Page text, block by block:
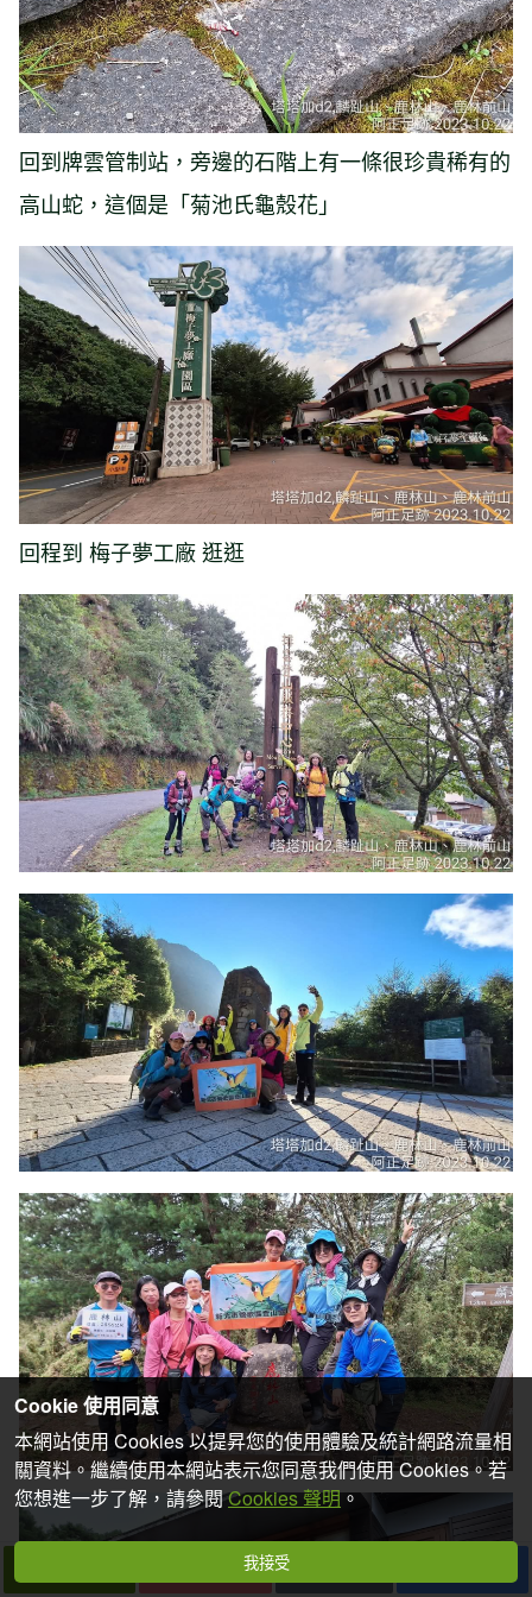
回到牌雲管制站，旁邊的石階上有一條很珍貴稀有的
高山蛇，這個是「菊池氏龜殼花」
回程到 梅子夢工廠 逛逛
Cookie 使用同意
本網站使用 Cookies 以提昇您的使用體驗及統計網路流量相
關資料。繼續使用本網站表示您同意我們使用 Cookies。若
您想進一步了解，請參閱Cookies 聲明。
我接受